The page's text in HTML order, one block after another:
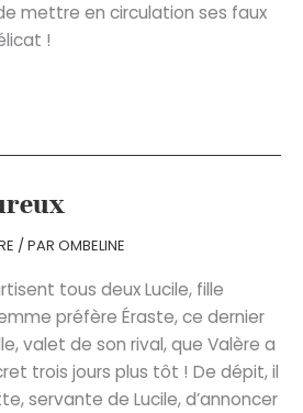
mettre en circulation ses faux
!
/ PAR OMBELINE
tous deux Lucile, fille
préfère Éraste, ce dernier
valet de son rival, que Valère a
trois jours plus tôt ! De dépit, il
servante de Lucile, d’annoncer